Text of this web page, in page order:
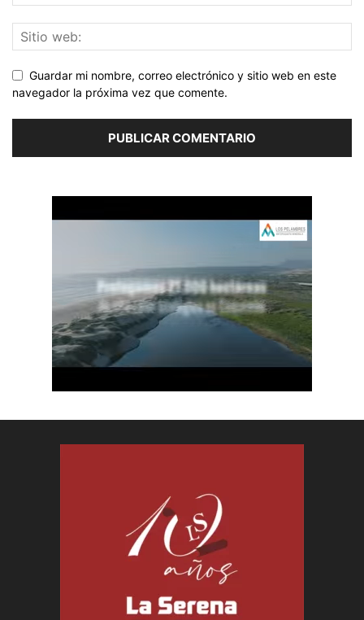
Guardar mi nombre, correo electrónico y sitio web en este
navegador la próxima vez que comente.